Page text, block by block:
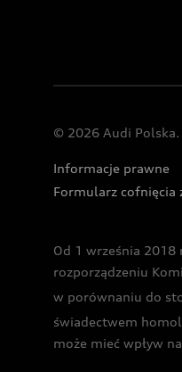
© 2026 Audi Polska.
Informacje prawne
Formularz cofnięcia
Od 1 września
rozporządzeniu
w porównaniu do
świadectwem
może mieć wpływ